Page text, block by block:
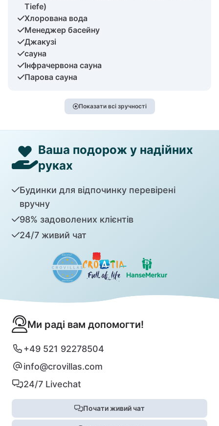
Tiefe)
Хлорована вода
Менеджер басейну
Джакузі
сауна
Інфрачервона сауна
Парова сауна
Показати всі зручності
Ваша подорож у надійних
руках
Будинки для відпочинку перевірені
вручну
98% задоволених клієнтів
24/7 живий чат
Ми раді вам допомогти!
+49 521 92278504
info@crovillas.com
24/7 Livechat
Почати живий чат